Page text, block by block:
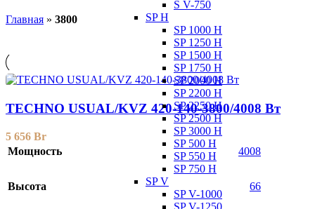
S V-750
SP H
SP 1000 H
SP 1250 H
SP 1500 H
SP 1750 H
SP 2000 H
SP 2200 H
SP 2250 H
SP 2500 H
SP 3000 H
SP 500 H
SP 550 H
SP 750 H
SP V
SP V-1000
SP V-1250
Главная » 3800
TECHNO USUAL/KVZ 420-140-3800/4008 Вт
5 656 Br
Мощность
4008
Высота 66